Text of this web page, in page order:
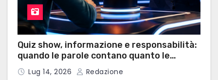
Quiz show, informazione e responsabilità:
quando le parole contano quanto le
risposte
Lug 14, 2026 Redazione